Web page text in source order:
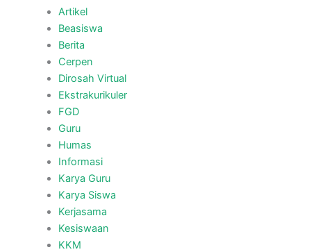
Artikel
Beasiswa
Berita
Cerpen
Dirosah Virtual
Ekstrakurikuler
FGD
Guru
Humas
Informasi
Karya Guru
Karya Siswa
Kerjasama
Kesiswaan
KKM